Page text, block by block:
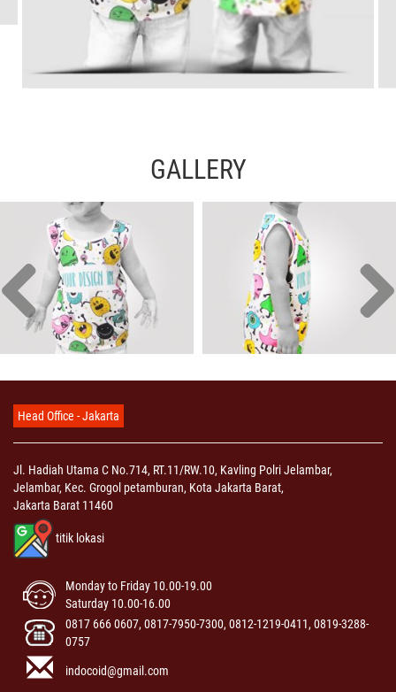
GALLERY
Head Office - Jakarta
Jl. Hadiah Utama C No.714, RT.11/RW.10, Kavling Polri Jelambar,
Jelambar, Kec. Grogol petamburan, Kota Jakarta Barat,
Jakarta Barat 11460
titik lokasi
Monday to Friday 10.00-19.00
Saturday 10.00-16.00
0817 666 0607, 0817-7950-7300, 0812-1219-0411, 0819-3288-
0757
indocoid@gmail.com